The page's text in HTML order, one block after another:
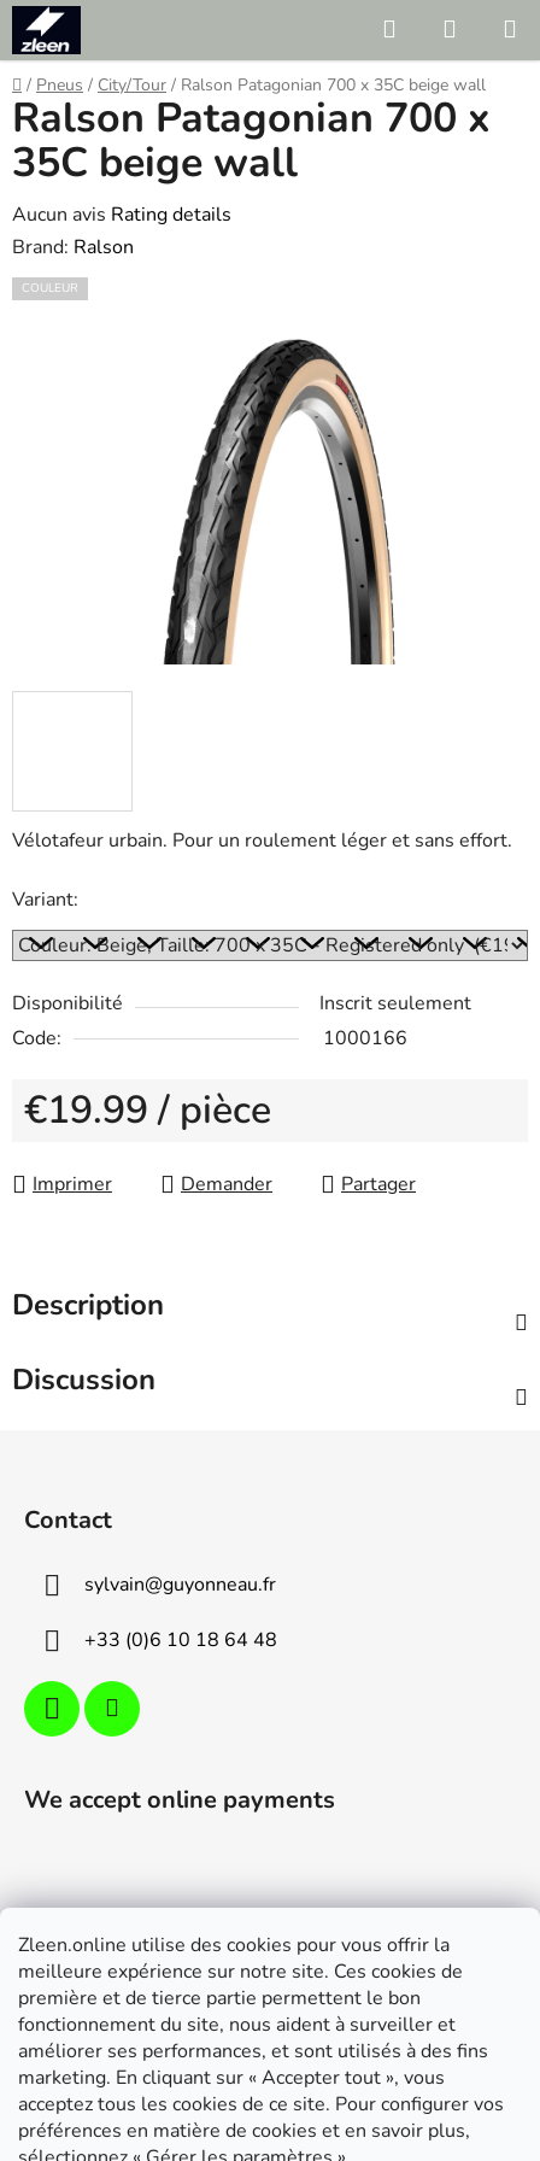
Zleen.online utilise des cookies pour vous offrir la
meilleure expérience sur notre site. Ces cookies de
première et de tierce partie permettent le bon
fonctionnement du site, nous aident à surveiller et
améliorer ses performances, et sont utilisés à des fins
marketing. En cliquant sur « Accepter tout », vous
acceptez tous les cookies de ce site. Pour configurer vos
préférences en matière de cookies et en savoir plus,
Skip
content
Search
CART
Home
/ Pneus / City/Tour / Ralson Patagonian 700 x 35C beige wall
Vélotafeur urbain. Pour un roulement léger et sans effort.
Variant:
Disponibilité
Inscrit seulement
Code:
1000166
€19.99/ pièce
Imprimer
Demander Partager
Ralson Patagonian 700 x
35C beige wall
The
average
product
Aucun avis Rating details
Brand: Ralson
COULEUR
Description
Discussion
Contact
sylvain@guyonneau.fr
+33 (0)6 10 18 64 48
We accept online payments
Support
Modalités de livraison et paiement
Conditions générales de ventes
RGPD
Instructions de montage